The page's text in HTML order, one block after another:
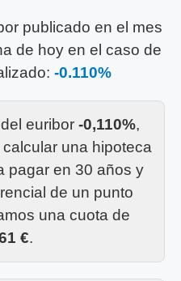
publicado en el mes
de hoy en el caso de
-0.110%
euribor -0,110%,
una hipoteca
pagar en 30 años y
de un punto
una cuota de
€.